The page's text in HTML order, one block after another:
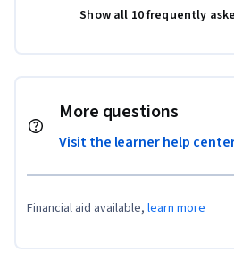
Show all 10 frequently
More questions
Visit the learner help
Financial aid available, learn more